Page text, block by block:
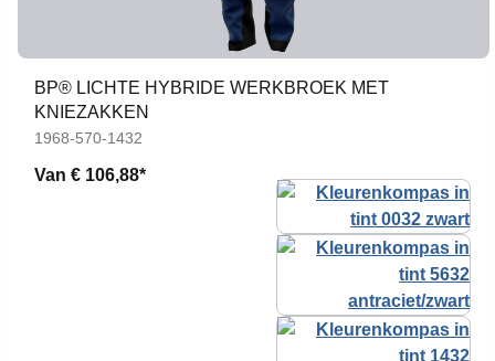
BP® LICHTE HYBRIDE WERKBROEK MET
KNIEZAKKEN
1968-570-1432
Van € 106,88*